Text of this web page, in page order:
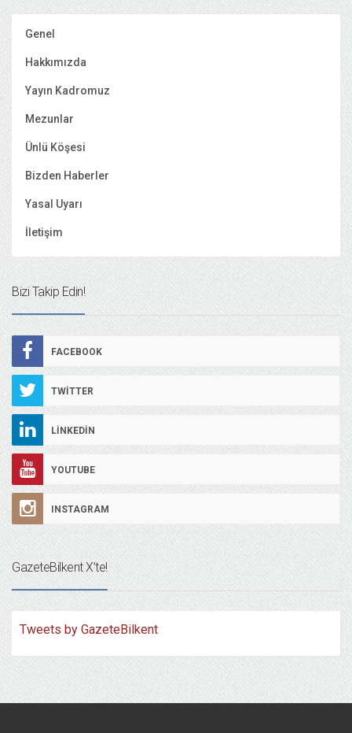
Genel
Hakkımızda
Yayın Kadromuz
Mezunlar
Ünlü Köşesi
Bizden Haberler
Yasal Uyarı
İletişim
Bizi Takip Edin!
FACEBOOK
TWITTER
LINKEDIN
YOUTUBE
INSTAGRAM
GazeteBilkent X’te!
Tweets by GazeteBilkent